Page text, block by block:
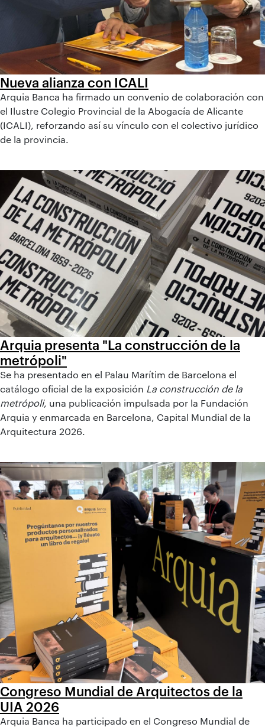
Nueva alianza con ICALI
Arquia Banca ha firmado un convenio de colaboración con
el Ilustre Colegio Provincial de la Abogacía de Alicante
(ICALI), reforzando así su vínculo con el colectivo jurídico
de la provincia.
Arquia presenta "La construcción de la
metrópoli"
Se ha presentado en el Palau Marítim de Barcelona el
catálogo oficial de la exposición La construcción de la
metrópoli, una publicación impulsada por la Fundación
Arquia y enmarcada en Barcelona, Capital Mundial de la
Arquitectura 2026.
Congreso Mundial de Arquitectos de la
UIA 2026
Arquia Banca ha participado en el Congreso Mundial de